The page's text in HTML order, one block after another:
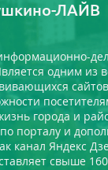
ЛАЙВ
одним из
города и
порталу и
канал Яндекс
свыше